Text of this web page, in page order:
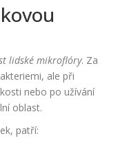
lidské mikroflóry. Za
ale při
nebo po užívání
oblast.
patří: